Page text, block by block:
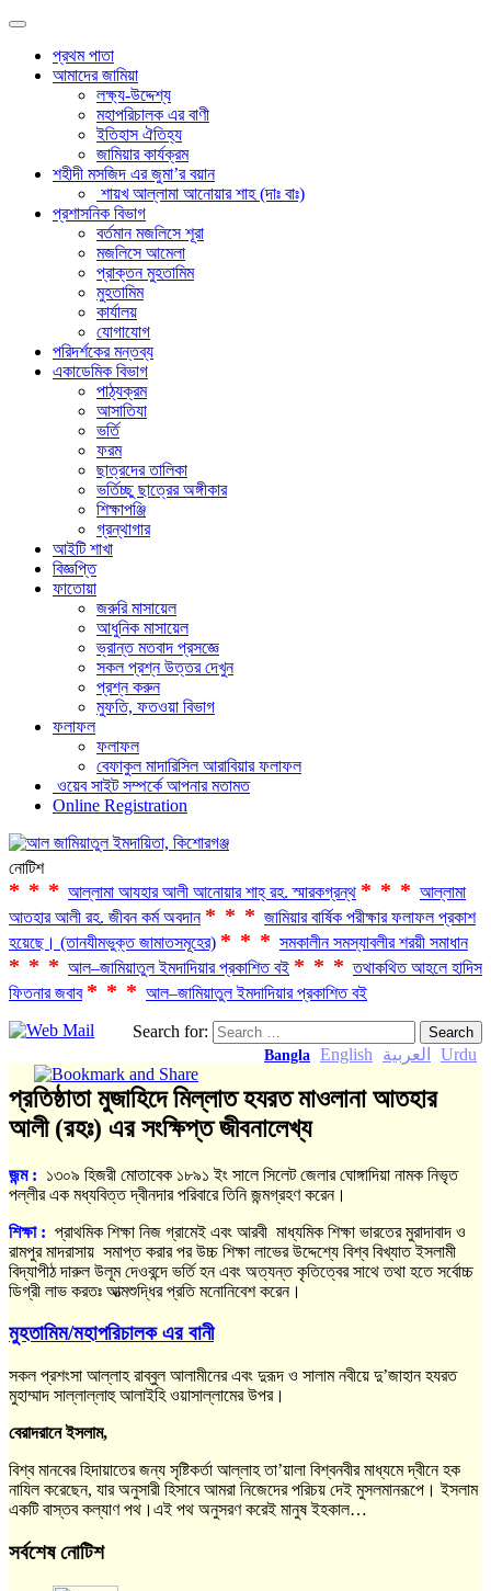
প্রথম পাতা
আমাদের জামিয়া
লক্ষ্য-উদ্দেশ্য
মহাপরিচালক এর বাণী
ইতিহাস ঐতিহ্য
জামিয়ার কার্যক্রম
শহীদী মসজিদ এর জুমা’র বয়ান
শায়খ আল্লামা আনোয়ার শাহ (দাঃ বাঃ)
প্রশাসনিক বিভাগ
বর্তমান মজলিসে শূরা
মজলিসে আমেলা
প্রাক্তন মুহতামিম
মুহতামিম
কার্যালয়
যোগাযোগ
পরিদর্শকের মন্তব্য
একাডেমিক বিভাগ
পাঠ্যক্রম
আসাতিযা
ভর্তি
ফরম
ছাত্রদের তালিকা
ভর্তিচ্ছু ছাত্রের অঙ্গীকার
শিক্ষাপঞ্জি
গ্রন্থাগার
আইটি শাখা
বিজ্ঞপ্তি
ফাতোয়া
জরুরি মাসায়েল
আধুনিক মাসায়েল
ভ্রান্ত মতবাদ প্রসজ্ঞে
সকল প্রশ্ন উত্তর দেখুন
প্রশ্ন করুন
মুফতি, ফতওয়া বিভাগ
ফলাফল
ফলাফল
বেফাকুল মাদারিসিল আরাবিয়ার ফলাফল
ওয়েব সাইট সম্পর্কে আপনার মতামত
Online Registration
নোটিশ
*** আল্লামা আযহার আলী আনোয়ার শাহ্‌ রহ. স্মারকগ্রন্থ *** আল্লামা
আতহার আলী রহ. জীবন কর্ম অবদান *** জামিয়ার বার্ষিক পরীক্ষার ফলাফল প্রকাশ
হয়েছে। (তানযীমভুক্ত জামাতসমূহের) *** সমকালীন সমস্যাবলীর শরয়ী সমাধান
*** আল–জামিয়াতুল ইমদাদিয়ার প্রকাশিত বই ***তথাকথিত আহলে হাদিস
ফিতনার জবাব *** আল–জামিয়াতুল ইমদাদিয়ার প্রকাশিত বই
Search for:
Bangla English العربية Urdu
প্রতিষ্ঠাতা মুজাহিদে মিল্লাত হযরত মাওলানা আতহার
আলী (রহঃ) এর সংক্ষিপ্ত জীবনালেখ্য
জন্ম : ১৩০৯ হিজরী মোতাবেক ১৮৯১ ইং সালে সিলেট জেলার ঘোঙ্গাদিয়া নামক নিভৃত
পল্লীর এক মধ্যবিত্ত দ্বীনদার পরিবারে তিনি জন্মগ্রহণ করেন।
শিক্ষা: প্রাথমিক শিক্ষা নিজ গ্রামেই এবং আরবী মাধ্যমিক শিক্ষা ভারতের মুরাদাবাদ ও
রামপুর মাদরাসায় সমাপ্ত করার পর উচ্চ শিক্ষা লাভের উদ্দেশ্যে বিশ্ব বিখ্যাত ইসলামী
বিদ্যাপীঠ দারুল উলূম দেওবন্দে ভর্তি হন এবং অত্যন্ত কৃতিত্বের সাথে তথা হতে সর্বোচ্চ
ডিগ্রী লাভ করতঃ আত্মশুদ্ধির প্রতি মনোনিবেশ করেন।
মুহতামিম/মহাপরিচালক এর বানী
সকল প্রশংসা আল্লাহ রাব্বুল আলামীনের এবং দুরূদ ও সালাম নবীয়ে দু’জাহান হযরত
মুহাম্মাদ সাল্লাল্লাহু আলাইহি ওয়াসাল্লামের উপর।
বেরাদরানে ইসলাম,
বিশ্ব মানবের হিদায়াতের জন্য সৃষ্টিকর্তা আল্লাহ তা’য়ালা বিশ্বনবীর মাধ্যমে দ্বীনে হক
নাযিল করেছেন, যার অনুসারী হিসাবে আমরা নিজেদের পরিচয় দেই মুসলমানরূপে। ইসলাম
একটি বাস্তব কল্যাণ পথ।এই পথ অনুসরণ করেই মানুষ ইহকাল…
সর্বশেষ নোটিশ